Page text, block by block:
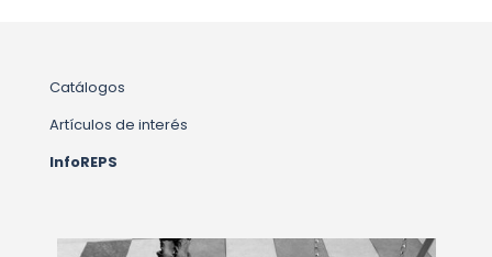
Catálogos
Artículos de interés
InfoREPS